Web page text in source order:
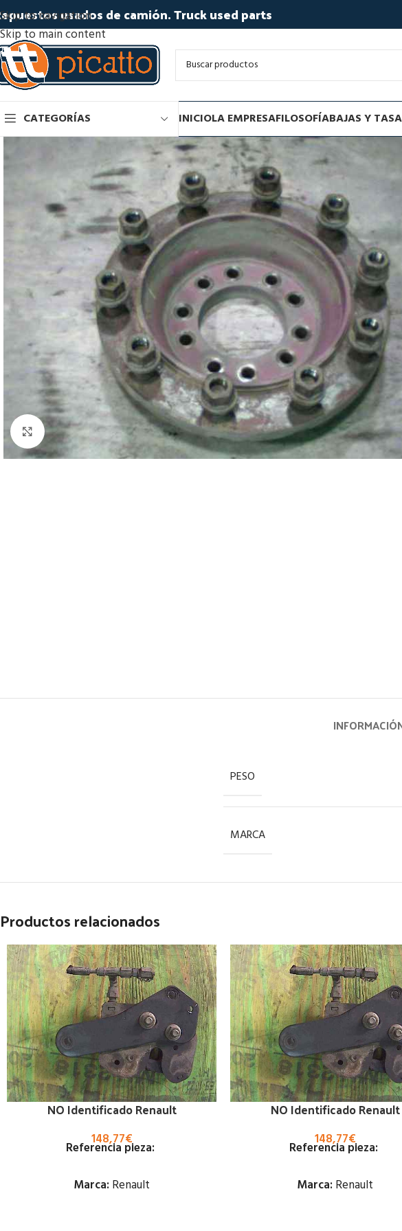
Skip to navigation
Skip to main content
usados de camión. Truck used parts
CATEGORÍAS INICIOLA EMPRESAFILOSOFÍABAJAS Y
Click to enlarge
PESO
MARCA
Productos relacionados
NO Identificado Renault
148,77€
Referencia pieza:
Marca: Renault
NO Identificado Renault
148,77€
Referencia pieza:
Marca: Renault